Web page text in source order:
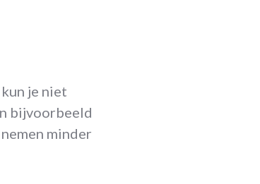
je niet
bijvoorbeeld
minder